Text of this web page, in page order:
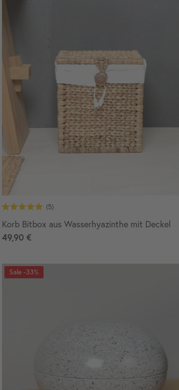
Korb Bitbox aus Wasserhyazinthe mit Deckel
49,90 €
-33%